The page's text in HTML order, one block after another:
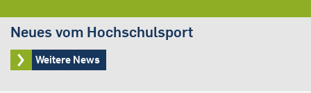
Neues vom Hochschulsport
Weitere News